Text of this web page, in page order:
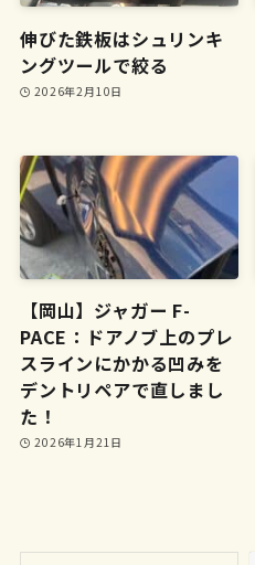
伸びた鉄板はシュリンキ
ングツールで絞る
2026年2月10日
【岡山】ジャガー F-
PACE：ドアノブ上のプレ
スラインにかかる凹みを
デントリペアで直しまし
た！
2026年1月21日